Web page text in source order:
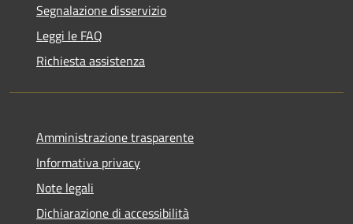
Segnalazione disservizio
Leggi le FAQ
Richiesta assistenza
Amministrazione trasparente
Informativa privacy
Note legali
Dichiarazione di accessibilità